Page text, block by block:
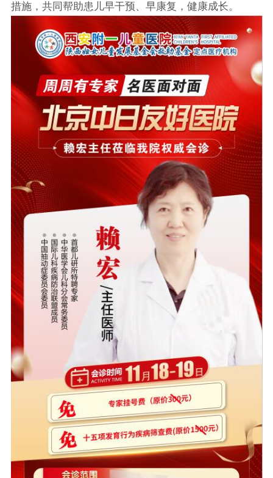
措施，共同帮助患儿早干预、早康复，健康成长。